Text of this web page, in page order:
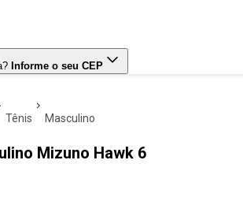
Informe o seu CEP
tênis masculino
Mizuno Hawk 6